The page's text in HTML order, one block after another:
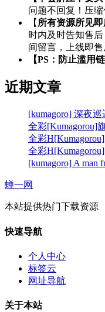
问题不回复！压
【 所有资源所见
时内及时告知售
间留言，上线即售
【PS：防止滥用
近期文章
[kumagoro] 深夜
全彩[Kumagorou]
全彩
全彩
[kumagoro] A man
蝉一网
本站提供热门下载资源
快速导航
个人中心
标签云
网址导航
关于本站